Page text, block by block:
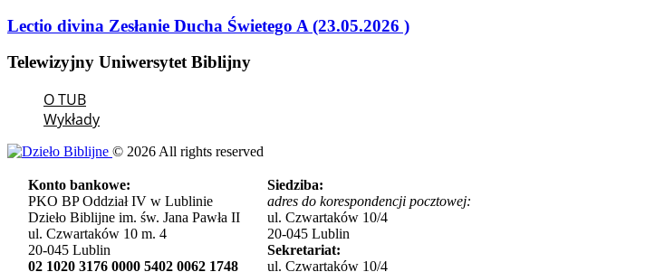
Lectio divina Zesłanie Ducha Świetego A (23.05.2026 )
Telewizyjny Uniwersytet Biblijny
O TUB
Wykłady
© 2026 All rights reserved
Konto bankowe:
PKO BP Oddział IV w Lublinie
Dzieło Biblijne im. św. Jana Pawła II
ul. Czwartaków 10 m. 4
20-045 Lublin
02 1020 3176 0000 5402 0062 1748
Siedziba:
adres do korespondencji pocztowej:
ul. Czwartaków 10/4
20-045 Lublin
Sekretariat:
ul. Czwartaków 10/4